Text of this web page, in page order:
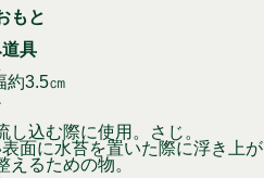
もと
具
3.5㎝
込む際に使用。さじ。
面に水苔を置いた際に浮き上が
るための物。